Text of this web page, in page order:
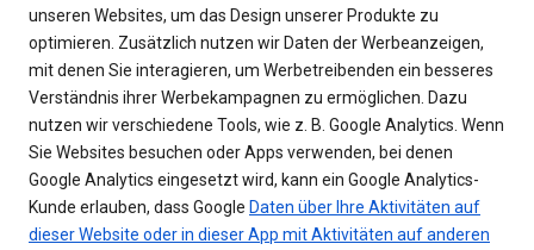
unseren Websites, um das Design unserer Produkte zu
optimieren. Zusätzlich nutzen wir Daten der Werbeanzeigen,
mit denen Sie interagieren, um Werbetreibenden ein besseres
Verständnis ihrer Werbekampagnen zu ermöglichen. Dazu
nutzen wir verschiedene Tools, wie z. B. Google Analytics. Wenn
Sie Websites besuchen oder Apps verwenden, bei denen
Google Analytics eingesetzt wird, kann ein Google Analytics-
Kunde erlauben, dass Google Daten über Ihre Aktivitäten auf
dieser Website oder in dieser App mit Aktivitäten auf anderen